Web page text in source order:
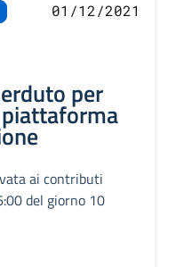
01/12/2021
per
ai contributi
del giorno 10